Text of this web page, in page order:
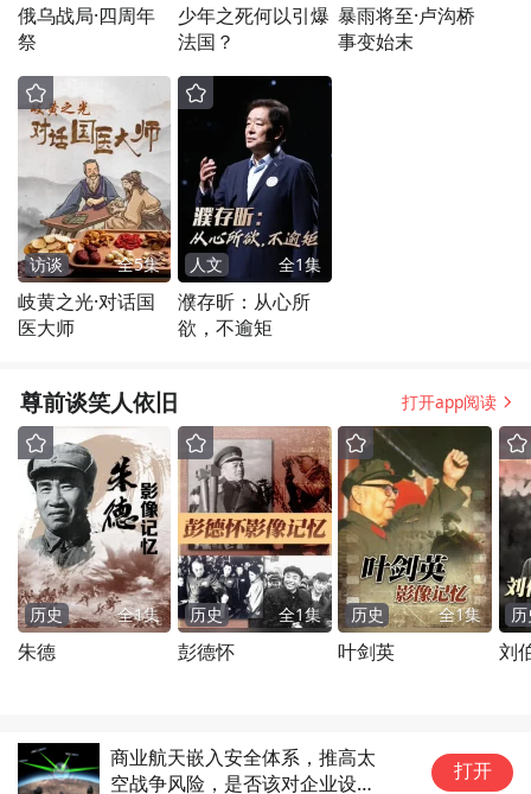
俄乌战局·四周年
祭
少年之死何以引爆
法国？
暴雨将至·卢沟桥
事变始末
访谈 全5集
岐黄之光·对话国
医大师
人文 全1集
濮存昕：从心所
欲，不逾矩
尊前谈笑人依旧 打开app阅读
历史 全1集
朱德
历史 全1集
彭德怀
历史 全1集
叶剑英 刘
商业航天嵌入安全体系，推高太
空战争风险，是否该对企业设定
打开